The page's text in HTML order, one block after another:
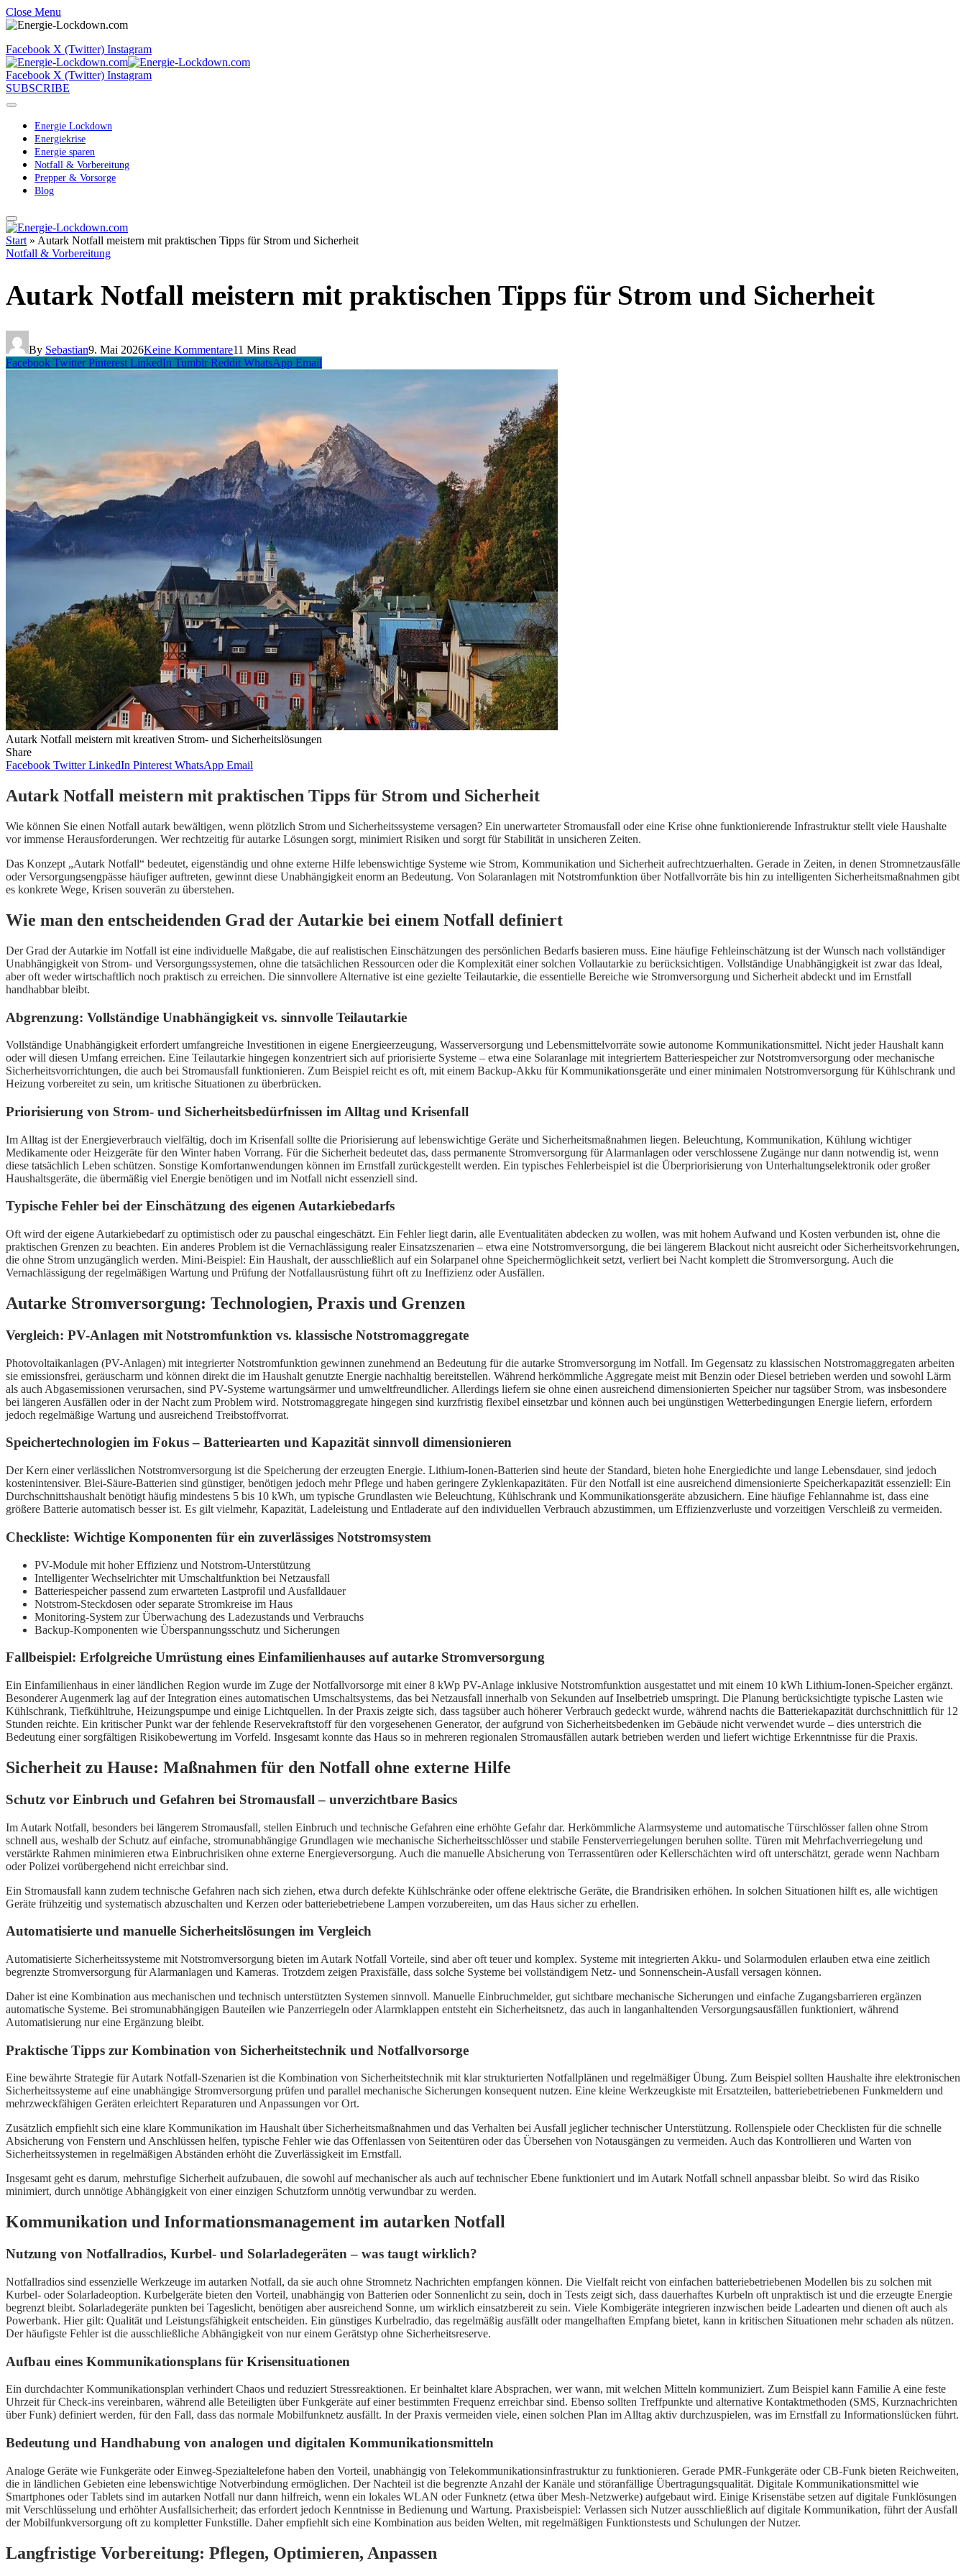
Close Menu
Facebook X (Twitter) Instagram
Facebook X (Twitter) Instagram
SUBSCRIBE
Energie Lockdown
Energiekrise
Energie sparen
Notfall & Vorbereitung
Prepper & Vorsorge
Blog
Start » Autark Notfall meistern mit praktischen Tipps für Strom und Sicherheit
Notfall & Vorbereitung
Autark Notfall meistern mit praktischen Tipps für Strom und Sicherheit
By Sebastian9. Mai 2026Keine Kommentare11 Mins Read
Facebook Twitter Pinterest LinkedIn Tumblr Reddit WhatsApp Email
Autark Notfall meistern mit kreativen Strom- und Sicherheitslösungen
Share
Facebook Twitter LinkedIn Pinterest WhatsApp Email
Autark Notfall meistern mit praktischen Tipps für Strom und Sicherheit
Wie können Sie einen Notfall autark bewältigen, wenn plötzlich Strom und Sicherheitssysteme versagen? Ein unerwarteter Stromausfall oder eine Krise ohne funktionierende Infrastruktur stellt viele Haushalte
vor immense Herausforderungen. Wer rechtzeitig für autarke Lösungen sorgt, minimiert Risiken und sorgt für Stabilität in unsicheren Zeiten.
Das Konzept „Autark Notfall“ bedeutet, eigenständig und ohne externe Hilfe lebenswichtige Systeme wie Strom, Kommunikation und Sicherheit aufrechtzuerhalten. Gerade in Zeiten, in denen Stromnetzausfälle
oder Versorgungsengpässe häufiger auftreten, gewinnt diese Unabhängigkeit enorm an Bedeutung. Von Solaranlagen mit Notstromfunktion über Notfallvorräte bis hin zu intelligenten Sicherheitsmaßnahmen gibt
es konkrete Wege, Krisen souverän zu überstehen.
Wie man den entscheidenden Grad der Autarkie bei einem Notfall definiert
Der Grad der Autarkie im Notfall ist eine individuelle Maßgabe, die auf realistischen Einschätzungen des persönlichen Bedarfs basieren muss. Eine häufige Fehleinschätzung ist der Wunsch nach vollständiger
Unabhängigkeit von Strom- und Versorgungssystemen, ohne die tatsächlichen Ressourcen oder die Komplexität einer solchen Vollautarkie zu berücksichtigen. Vollständige Unabhängigkeit ist zwar das Ideal,
aber oft weder wirtschaftlich noch praktisch zu erreichen. Die sinnvollere Alternative ist eine gezielte Teilautarkie, die essentielle Bereiche wie Stromversorgung und Sicherheit abdeckt und im Ernstfall
handhabbar bleibt.
Abgrenzung: Vollständige Unabhängigkeit vs. sinnvolle Teilautarkie
Vollständige Unabhängigkeit erfordert umfangreiche Investitionen in eigene Energieerzeugung, Wasserversorgung und Lebensmittelvorräte sowie autonome Kommunikationsmittel. Nicht jeder Haushalt kann
oder will diesen Umfang erreichen. Eine Teilautarkie hingegen konzentriert sich auf priorisierte Systeme – etwa eine Solaranlage mit integriertem Batteriespeicher zur Notstromversorgung oder mechanische
Sicherheitsvorrichtungen, die auch bei Stromausfall funktionieren. Zum Beispiel reicht es oft, mit einem Backup-Akku für Kommunikationsgeräte und einer minimalen Notstromversorgung für Kühlschrank und
Heizung vorbereitet zu sein, um kritische Situationen zu überbrücken.
Priorisierung von Strom- und Sicherheitsbedürfnissen im Alltag und Krisenfall
Im Alltag ist der Energieverbrauch vielfältig, doch im Krisenfall sollte die Priorisierung auf lebenswichtige Geräte und Sicherheitsmaßnahmen liegen. Beleuchtung, Kommunikation, Kühlung wichtiger
Medikamente oder Heizgeräte für den Winter haben Vorrang. Für die Sicherheit bedeutet das, dass permanente Stromversorgung für Alarmanlagen oder verschlossene Zugänge nur dann notwendig ist, wenn
diese tatsächlich Leben schützen. Sonstige Komfortanwendungen können im Ernstfall zurückgestellt werden. Ein typisches Fehlerbeispiel ist die Überpriorisierung von Unterhaltungselektronik oder großer
Haushaltsgeräte, die übermäßig viel Energie benötigen und im Notfall nicht essenziell sind.
Typische Fehler bei der Einschätzung des eigenen Autarkiebedarfs
Oft wird der eigene Autarkiebedarf zu optimistisch oder zu pauschal eingeschätzt. Ein Fehler liegt darin, alle Eventualitäten abdecken zu wollen, was mit hohem Aufwand und Kosten verbunden ist, ohne die
praktischen Grenzen zu beachten. Ein anderes Problem ist die Vernachlässigung realer Einsatzszenarien – etwa eine Notstromversorgung, die bei längerem Blackout nicht ausreicht oder Sicherheitsvorkehrungen,
die ohne Strom unzugänglich werden. Mini-Beispiel: Ein Haushalt, der ausschließlich auf ein Solarpanel ohne Speichermöglichkeit setzt, verliert bei Nacht komplett die Stromversorgung. Auch die
Vernachlässigung der regelmäßigen Wartung und Prüfung der Notfallausrüstung führt oft zu Ineffizienz oder Ausfällen.
Autarke Stromversorgung: Technologien, Praxis und Grenzen
Vergleich: PV-Anlagen mit Notstromfunktion vs. klassische Notstromaggregate
Photovoltaikanlagen (PV-Anlagen) mit integrierter Notstromfunktion gewinnen zunehmend an Bedeutung für die autarke Stromversorgung im Notfall. Im Gegensatz zu klassischen Notstromaggregaten arbeiten
sie emissionsfrei, geräuscharm und können direkt die im Haushalt genutzte Energie nachhaltig bereitstellen. Während herkömmliche Aggregate meist mit Benzin oder Diesel betrieben werden und sowohl Lärm
als auch Abgasemissionen verursachen, sind PV-Systeme wartungsärmer und umweltfreundlicher. Allerdings liefern sie ohne einen ausreichend dimensionierten Speicher nur tagsüber Strom, was insbesondere
bei längeren Ausfällen oder in der Nacht zum Problem wird. Notstromaggregate hingegen sind kurzfristig flexibel einsetzbar und können auch bei ungünstigen Wetterbedingungen Energie liefern, erfordern
jedoch regelmäßige Wartung und ausreichend Treibstoffvorrat.
Speichertechnologien im Fokus – Batteriearten und Kapazität sinnvoll dimensionieren
Der Kern einer verlässlichen Notstromversorgung ist die Speicherung der erzeugten Energie. Lithium-Ionen-Batterien sind heute der Standard, bieten hohe Energiedichte und lange Lebensdauer, sind jedoch
kostenintensiver. Blei-Säure-Batterien sind günstiger, benötigen jedoch mehr Pflege und haben geringere Zyklenkapazitäten. Für den Notfall ist eine ausreichend dimensionierte Speicherkapazität essenziell: Ein
Durchschnittshaushalt benötigt häufig mindestens 5 bis 10 kWh, um typische Grundlasten wie Beleuchtung, Kühlschrank und Kommunikationsgeräte abzusichern. Eine häufige Fehlannahme ist, dass eine
größere Batterie automatisch besser ist. Es gilt vielmehr, Kapazität, Ladeleistung und Entladerate auf den individuellen Verbrauch abzustimmen, um Effizienzverluste und vorzeitigen Verschleiß zu vermeiden.
Checkliste: Wichtige Komponenten für ein zuverlässiges Notstromsystem
PV-Module mit hoher Effizienz und Notstrom-Unterstützung
Intelligenter Wechselrichter mit Umschaltfunktion bei Netzausfall
Batteriespeicher passend zum erwarteten Lastprofil und Ausfalldauer
Notstrom-Steckdosen oder separate Stromkreise im Haus
Monitoring-System zur Überwachung des Ladezustands und Verbrauchs
Backup-Komponenten wie Überspannungsschutz und Sicherungen
Fallbeispiel: Erfolgreiche Umrüstung eines Einfamilienhauses auf autarke Stromversorgung
Ein Einfamilienhaus in einer ländlichen Region wurde im Zuge der Notfallvorsorge mit einer 8 kWp PV-Anlage inklusive Notstromfunktion ausgestattet und mit einem 10 kWh Lithium-Ionen-Speicher ergänzt.
Besonderer Augenmerk lag auf der Integration eines automatischen Umschaltsystems, das bei Netzausfall innerhalb von Sekunden auf Inselbetrieb umspringt. Die Planung berücksichtigte typische Lasten wie
Kühlschrank, Tiefkühltruhe, Heizungspumpe und einige Lichtquellen. In der Praxis zeigte sich, dass tagsüber auch höherer Verbrauch gedeckt wurde, während nachts die Batteriekapazität durchschnittlich für 12
Stunden reichte. Ein kritischer Punkt war der fehlende Reservekraftstoff für den vorgesehenen Generator, der aufgrund von Sicherheitsbedenken im Gebäude nicht verwendet wurde – dies unterstrich die
Bedeutung einer sorgfältigen Risikobewertung im Vorfeld. Insgesamt konnte das Haus so in mehreren regionalen Stromausfällen autark betrieben werden und liefert wichtige Erkenntnisse für die Praxis.
Sicherheit zu Hause: Maßnahmen für den Notfall ohne externe Hilfe
Schutz vor Einbruch und Gefahren bei Stromausfall – unverzichtbare Basics
Im Autark Notfall, besonders bei längerem Stromausfall, stellen Einbruch und technische Gefahren eine erhöhte Gefahr dar. Herkömmliche Alarmsysteme und automatische Türschlösser fallen ohne Strom
schnell aus, weshalb der Schutz auf einfache, stromunabhängige Grundlagen wie mechanische Sicherheitsschlösser und stabile Fensterverriegelungen beruhen sollte. Türen mit Mehrfachverriegelung und
verstärkte Rahmen minimieren etwa Einbruchrisiken ohne externe Energieversorgung. Auch die manuelle Absicherung von Terrassentüren oder Kellerschächten wird oft unterschätzt, gerade wenn Nachbarn
oder Polizei vorübergehend nicht erreichbar sind.
Ein Stromausfall kann zudem technische Gefahren nach sich ziehen, etwa durch defekte Kühlschränke oder offene elektrische Geräte, die Brandrisiken erhöhen. In solchen Situationen hilft es, alle wichtigen
Geräte frühzeitig und systematisch abzuschalten und Kerzen oder batteriebetriebene Lampen vorzubereiten, um das Haus sicher zu erhellen.
Automatisierte und manuelle Sicherheitslösungen im Vergleich
Automatisierte Sicherheitssysteme mit Notstromversorgung bieten im Autark Notfall Vorteile, sind aber oft teuer und komplex. Systeme mit integrierten Akku- und Solarmodulen erlauben etwa eine zeitlich
begrenzte Stromversorgung für Alarmanlagen und Kameras. Trotzdem zeigen Praxisfälle, dass solche Systeme bei vollständigem Netz- und Sonnenschein-Ausfall versagen können.
Daher ist eine Kombination aus mechanischen und technisch unterstützten Systemen sinnvoll. Manuelle Einbruchmelder, gut sichtbare mechanische Sicherungen und einfache Zugangsbarrieren ergänzen
automatische Systeme. Bei stromunabhängigen Bauteilen wie Panzerriegeln oder Alarmklappen entsteht ein Sicherheitsnetz, das auch in langanhaltenden Versorgungsausfällen funktioniert, während
Automatisierung nur eine Ergänzung bleibt.
Praktische Tipps zur Kombination von Sicherheitstechnik und Notfallvorsorge
Eine bewährte Strategie für Autark Notfall-Szenarien ist die Kombination von Sicherheitstechnik mit klar strukturierten Notfallplänen und regelmäßiger Übung. Zum Beispiel sollten Haushalte ihre elektronischen
Sicherheitssysteme auf eine unabhängige Stromversorgung prüfen und parallel mechanische Sicherungen konsequent nutzen. Eine kleine Werkzeugkiste mit Ersatzteilen, batteriebetriebenen Funkmeldern und
mehrzweckfähigen Geräten erleichtert Reparaturen und Anpassungen vor Ort.
Zusätzlich empfiehlt sich eine klare Kommunikation im Haushalt über Sicherheitsmaßnahmen und das Verhalten bei Ausfall jeglicher technischer Unterstützung. Rollenspiele oder Checklisten für die schnelle
Absicherung von Fenstern und Anschlüssen helfen, typische Fehler wie das Offenlassen von Seitentüren oder das Übersehen von Notausgängen zu vermeiden. Auch das Kontrollieren und Warten von
Sicherheitssystemen in regelmäßigen Abständen erhöht die Zuverlässigkeit im Ernstfall.
Insgesamt geht es darum, mehrstufige Sicherheit aufzubauen, die sowohl auf mechanischer als auch auf technischer Ebene funktioniert und im Autark Notfall schnell anpassbar bleibt. So wird das Risiko
minimiert, durch unnötige Abhängigkeit von einer einzigen Schutzform unnötig verwundbar zu werden.
Kommunikation und Informationsmanagement im autarken Notfall
Nutzung von Notfallradios, Kurbel- und Solarladegeräten – was taugt wirklich?
Notfallradios sind essenzielle Werkzeuge im autarken Notfall, da sie auch ohne Stromnetz Nachrichten empfangen können. Die Vielfalt reicht von einfachen batteriebetriebenen Modellen bis zu solchen mit
Kurbel- oder Solarladeoption. Kurbelgeräte bieten den Vorteil, unabhängig von Batterien oder Sonnenlicht zu sein, doch in Tests zeigt sich, dass dauerhaftes Kurbeln oft unpraktisch ist und die erzeugte Energie
begrenzt bleibt. Solarladegeräte punkten bei Tageslicht, benötigen aber ausreichend Sonne, um wirklich einsatzbereit zu sein. Viele Kombigeräte integrieren inzwischen beide Ladearten und dienen oft auch als
Powerbank. Hier gilt: Qualität und Leistungsfähigkeit entscheiden. Ein günstiges Kurbelradio, das regelmäßig ausfällt oder mangelhaften Empfang bietet, kann in kritischen Situationen mehr schaden als nützen.
Der häufigste Fehler ist die ausschließliche Abhängigkeit von nur einem Gerätstyp ohne Sicherheitsreserve.
Aufbau eines Kommunikationsplans für Krisensituationen
Ein durchdachter Kommunikationsplan verhindert Chaos und reduziert Stressreaktionen. Er beinhaltet klare Absprachen, wer wann, mit welchen Mitteln kommuniziert. Zum Beispiel kann Familie A eine feste
Uhrzeit für Check-ins vereinbaren, während alle Beteiligten über Funkgeräte auf einer bestimmten Frequenz erreichbar sind. Ebenso sollten Treffpunkte und alternative Kontaktmethoden (SMS, Kurznachrichten
über Funk) definiert werden, für den Fall, dass das normale Mobilfunknetz ausfällt. In der Praxis vermeiden viele, einen solchen Plan im Alltag aktiv durchzuspielen, was im Ernstfall zu Informationslücken führt.
Bedeutung und Handhabung von analogen und digitalen Kommunikationsmitteln
Analoge Geräte wie Funkgeräte oder Einweg-Spezialtelefone haben den Vorteil, unabhängig von Telekommunikationsinfrastruktur zu funktionieren. Gerade PMR-Funkgeräte oder CB-Funk bieten Reichweiten,
die in ländlichen Gebieten eine lebenswichtige Notverbindung ermöglichen. Der Nachteil ist die begrenzte Anzahl der Kanäle und störanfällige Übertragungsqualität. Digitale Kommunikationsmittel wie
Smartphones oder Tablets sind im autarken Notfall nur dann hilfreich, wenn ein lokales WLAN oder Funknetz (etwa über Mesh-Netzwerke) aufgebaut wird. Einige Krisenstäbe setzen auf digitale Funklösungen
mit Verschlüsselung und erhöhter Ausfallsicherheit; das erfordert jedoch Kenntnisse in Bedienung und Wartung. Praxisbeispiel: Verlassen sich Nutzer ausschließlich auf digitale Kommunikation, führt der Ausfall
der Mobilfunkversorgung oft zu kompletter Funkstille. Daher empfiehlt sich eine Kombination aus beiden Welten, mit regelmäßigen Funktionstests und Schulungen der Nutzer.
Langfristige Vorbereitung: Pflegen, Optimieren, Anpassen